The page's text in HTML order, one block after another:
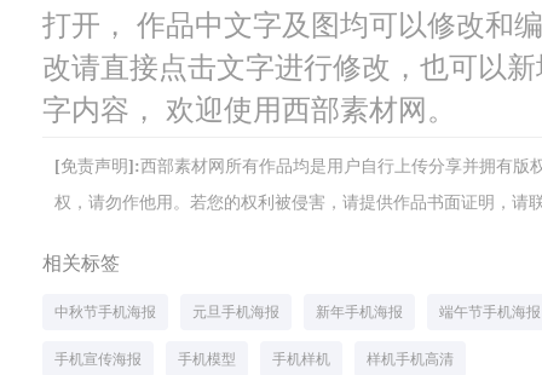
打开， 作品中文字及图均可以修改和
改请直接点击文字进行修改，也可以
字内容， 欢迎使用西部素材网。
[免责声明]:西部素材网所有作品均是用户自行上传分享并拥有
权，请勿作他用。若您的权利被侵害，请提供作品书面证明，请
相关标签
中秋节手机海报 元旦手机海报 新年手机海报 端午节手机海报
手机宣传海报 手机模型 手机样机 样机手机高清